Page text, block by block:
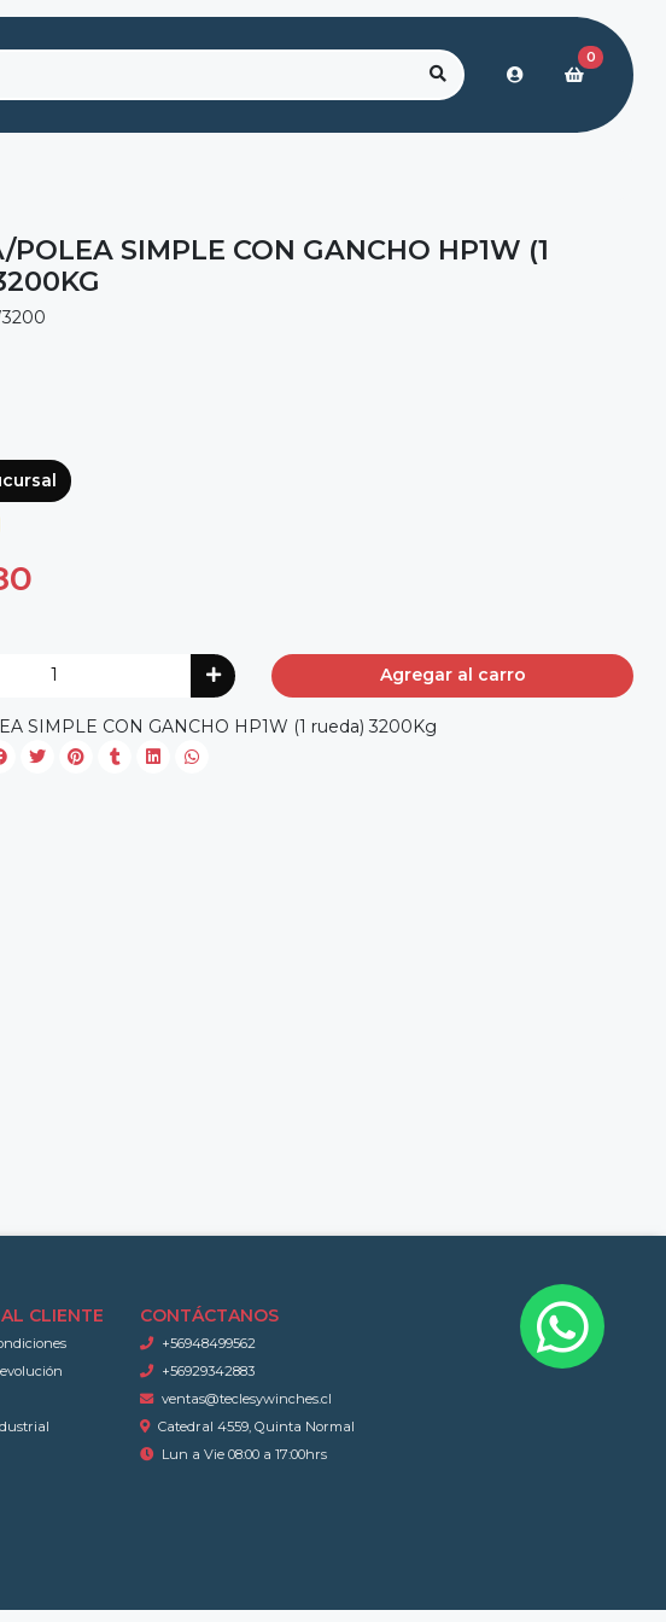
0
POLEA SIMPLE CON GANCHO HP1W (1
Agregar al carro
SIMPLE CON GANCHO HP1W (1 rueda) 3200Kg
CLIENTE CONTÁCTANOS
+56948499562
+56929342883
ventas@teclesywinches.cl
Catedral 4559, Quinta Normal
Lun a Vie 08:00 a 17:00hrs